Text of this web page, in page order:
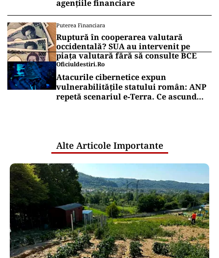
agențiile financiare
Puterea Financiara
Ruptură în cooperarea valutară
occidentală? SUA au intervenit pe
piața valutară fără să consulte BCE
Oficiuldestiri.ro
Atacurile cibernetice expun
vulnerabilitățile statului român: ANP
repetă scenariul e‑Terra. Ce ascund
Alte Articole Importante